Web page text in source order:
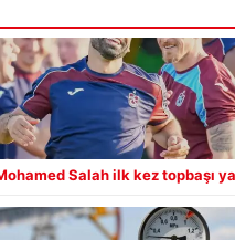
Salah ilk kez topbaşı